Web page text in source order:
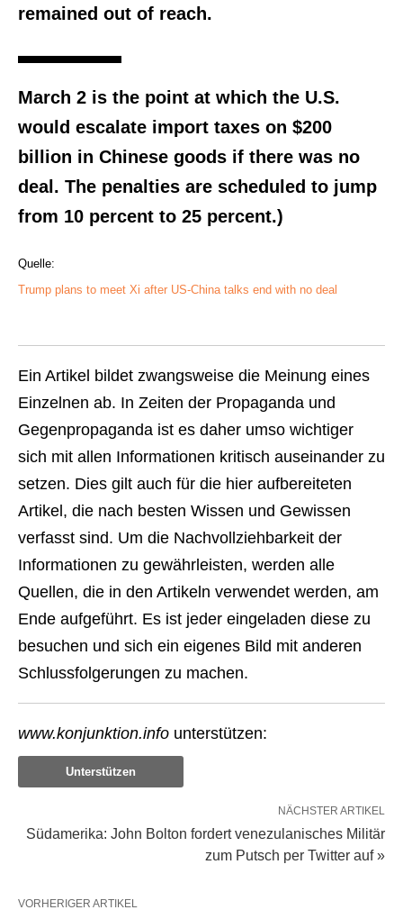
remained out of reach.
March 2 is the point at which the U.S.
would escalate import taxes on $200
billion in Chinese goods if there was no
deal. The penalties are scheduled to jump
from 10 percent to 25 percent.)
Quelle:
Trump plans to meet Xi after US-China talks end with no deal
Ein Artikel bildet zwangsweise die Meinung eines
Einzelnen ab. In Zeiten der Propaganda und
Gegenpropaganda ist es daher umso wichtiger
sich mit allen Informationen kritisch auseinander zu
setzen. Dies gilt auch für die hier aufbereiteten
Artikel, die nach besten Wissen und Gewissen
verfasst sind. Um die Nachvollziehbarkeit der
Informationen zu gewährleisten, werden alle
Quellen, die in den Artikeln verwendet werden, am
Ende aufgeführt. Es ist jeder eingeladen diese zu
besuchen und sich ein eigenes Bild mit anderen
Schlussfolgerungen zu machen.
www.konjunktion.info unterstützen:
Unterstützen
NÄCHSTER ARTIKEL
Südamerika: John Bolton fordert venezulanisches Militär
zum Putsch per Twitter auf »
VORHERIGER ARTIKEL